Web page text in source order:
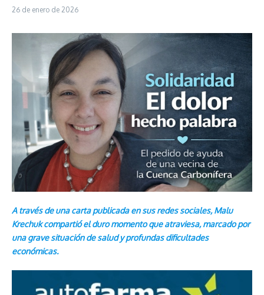
26 de enero de 2026
A través de una carta publicada en sus redes sociales, Malu
Krechuk compartió el duro momento que atraviesa, marcado por
una grave situación de salud y profundas dificultades
económicas.